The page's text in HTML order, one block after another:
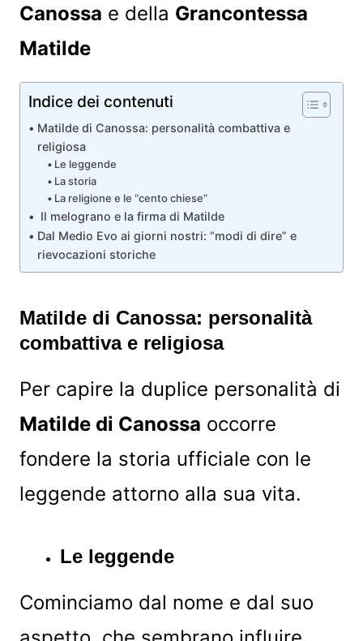
Canossa e della Grancontessa
Matilde
Indice dei contenuti
Matilde di Canossa: personalità combattiva e
religiosa
Le leggende
La storia
La religione e le “cento chiese”
Il melograno e la firma di Matilde
Dal Medio Evo ai giorni nostri: “modi di dire” e
rievocazioni storiche
Matilde di Canossa: personalità
combattiva e religiosa
Per capire la duplice personalità di
Matilde di Canossa occorre
fondere la storia ufficiale con le
leggende attorno alla sua vita.
Le leggende
Cominciamo dal nome e dal suo